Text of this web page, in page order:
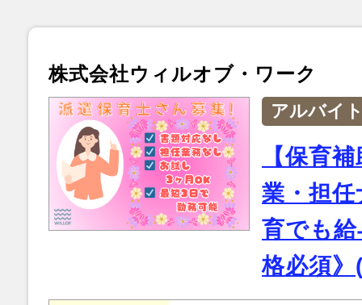
株式会社ウィルオブ・ワーク
アルバイ
【保育
業・担
育でも
格必須